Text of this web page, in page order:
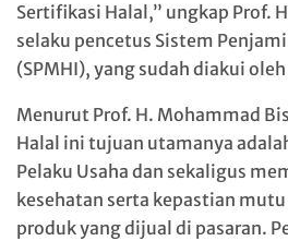
Sertifikasi Halal,” ungkap Prof.
selaku pencetus Sistem
(SPMHI), yang sudah diakui
Menurut Prof. H. Mohammad
Halal ini tujuan utamanya
Pelaku Usaha dan sekaligus
kesehatan serta kepastian
produk yang dijual di pasaran.